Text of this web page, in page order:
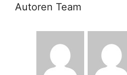
Autoren Team